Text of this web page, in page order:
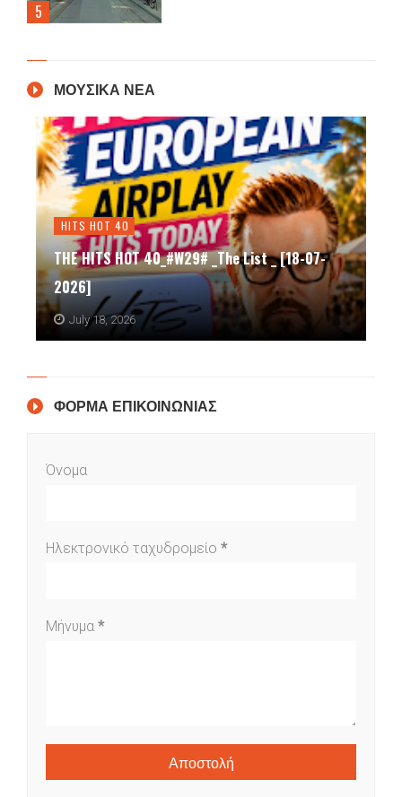
ΜΟΥΣΙΚΑ ΝΕΑ
HITS HOT 40
THE HITS HOT 40_#W29# _The List _ [18-07-
2026]
July 18, 2026
ΦΟΡΜΑ ΕΠΙΚΟΙΝΩΝΙΑΣ
Όνομα
Ηλεκτρονικό ταχυδρομείο *
Μήνυμα *